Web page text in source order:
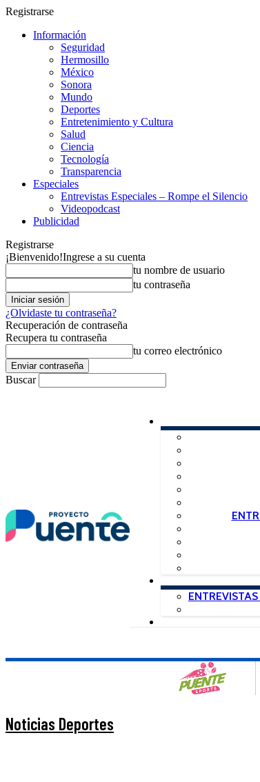
Registrarse
Información
Seguridad
Hermosillo
México
Sonora
Mundo
Deportes
Entretenimiento y Cultura
Salud
Ciencia
Tecnología
Transparencia
Especiales
Entrevistas Especiales – Rompe el Silencio
Videopodcast
Publicidad
Registrarse
¡Bienvenido!Ingrese a su cuenta
tu nombre de usuario
tu contraseña
¿Olvidaste tu contraseña?
Recuperación de contraseña
Recupera tu contraseña
tu correo electrónico
Buscar
Noticias Deportes